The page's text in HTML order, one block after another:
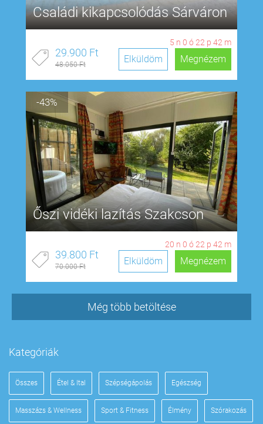
Családi kikapcsolódás Sárváron
5 n 0 ó 22 p 41 m
29.900 Ft
48.050 Ft Megnézem
Elküldöm
-43%
Őszi vidéki lazítás Szakcson
20 n 0 ó 22 p 41 m
39.800 Ft
70.000 Ft Megnézem
Elküldöm
Még több betöltése
Kategóriák
Összes Étel & Ital Szépségápolás Egészség
Masszázs & Wellness Sport & Fitness Élmény Szórakozás